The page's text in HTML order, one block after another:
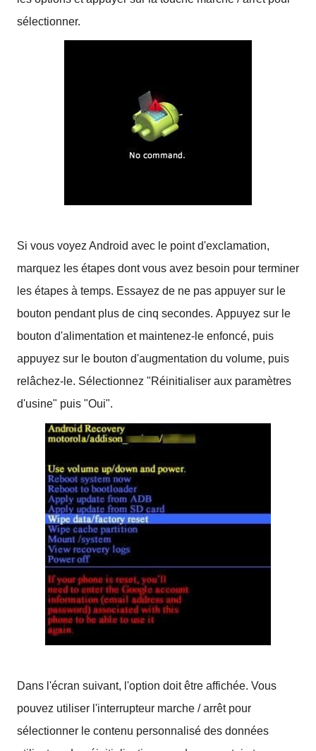
sélectionner.
Si vous voyez Android avec le point d'exclamation,
marquez les étapes dont vous avez besoin pour terminer
les étapes à temps. Essayez de ne pas appuyer sur le
bouton pendant plus de cinq secondes. Appuyez sur le
bouton d'alimentation et maintenez-le enfoncé, puis
appuyez sur le bouton d'augmentation du volume, puis
relâchez-le. Sélectionnez "Réinitialiser aux paramètres
d'usine" puis "Oui".
Dans l'écran suivant, l'option doit être affichée. Vous
pouvez utiliser l'interrupteur marche / arrêt pour
sélectionner le contenu personnalisé des données